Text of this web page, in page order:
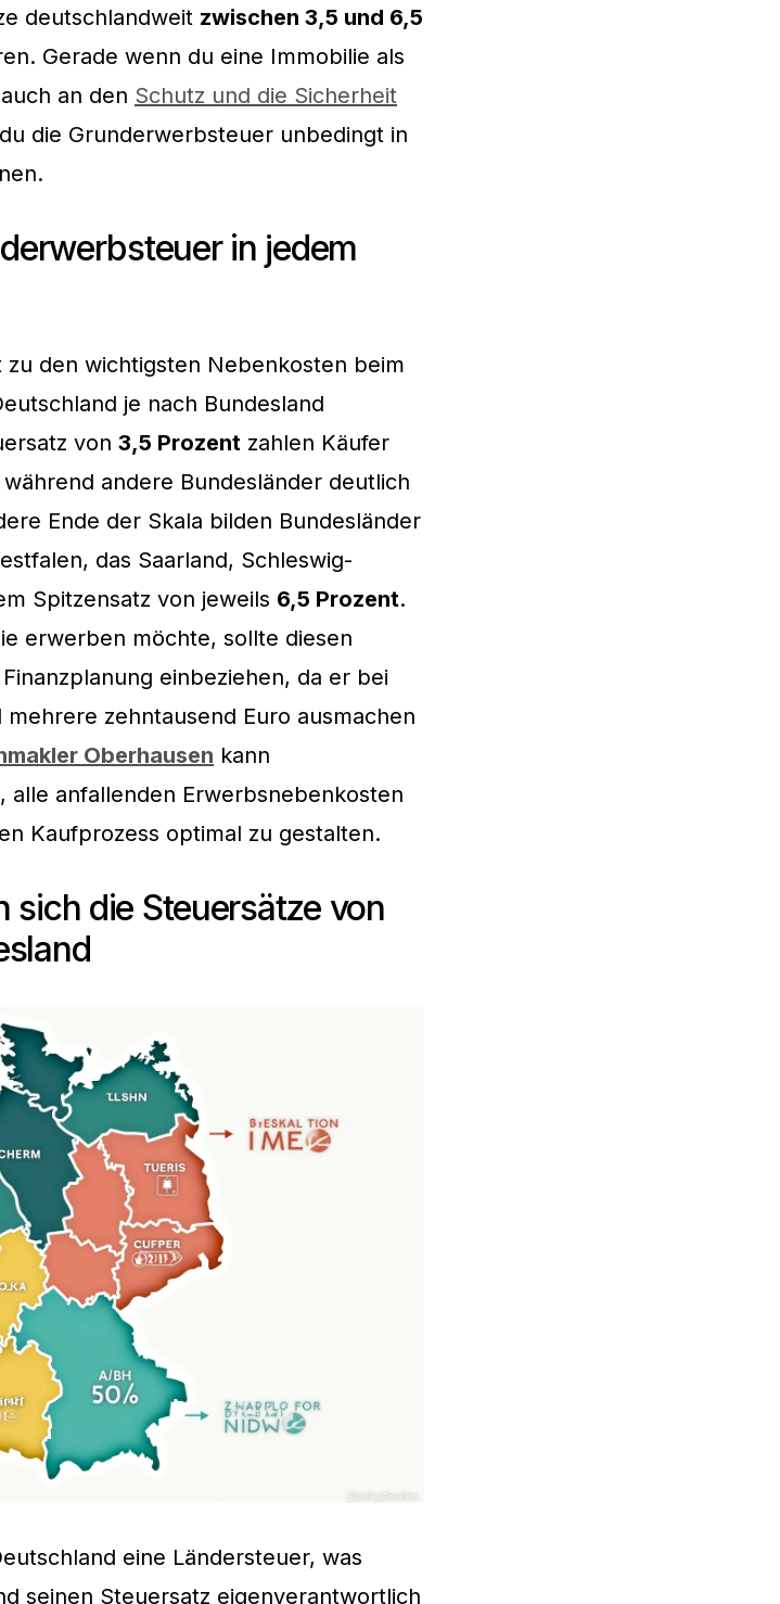
deutschlandweit zwischen 3,5 und 6,5
Gerade wenn du eine Immobilie als
an den Schutz und die Sicherheit
die Grunderwerbsteuer unbedingt in
in jedem
zu den wichtigsten Nebenkosten beim
je nach Bundesland
von 3,5 Prozent zahlen Käufer
andere Bundesländer deutlich
Ende der Skala bilden Bundesländer
das Saarland, Schleswig-
Spitzensatz von jeweils 6,5 Prozent.
erwerben möchte, sollte diesen
einbeziehen, da er bei
zehntausend Euro ausmachen
Oberhausen kann
alle anfallenden Erwerbsnebenkosten
Kaufprozess optimal zu gestalten.
sich die Steuersätze von
eine Ländersteuer, was
seinen Steuersatz eigenverantwortlich